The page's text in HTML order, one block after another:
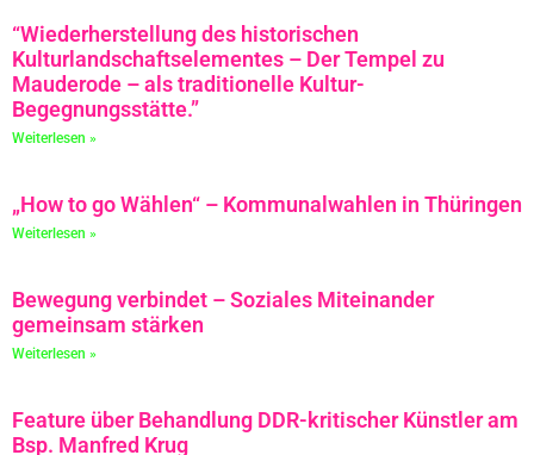
“Wiederherstellung des historischen
Kulturlandschaftselementes – Der Tempel zu
Mauderode – als traditionelle Kultur-
Begegnungsstätte.”
Weiterlesen »
„How to go Wählen“ – Kommunalwahlen in Thüringen
Weiterlesen »
Bewegung verbindet – Soziales Miteinander
gemeinsam stärken
Weiterlesen »
Feature über Behandlung DDR-kritischer Künstler am
Bsp. Manfred Krug